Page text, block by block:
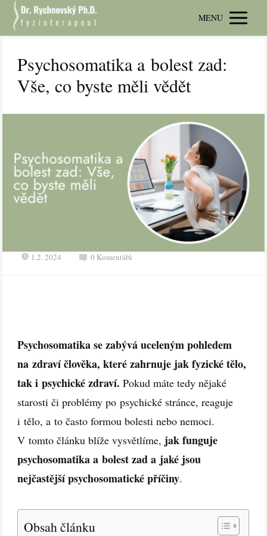
MENU
Psychosomatika a bolest zad:
Vše, co byste měli vědět
1.2. 2024 0 Komentářů
Psychosomatika se zabývá uceleným pohledem
na zdraví člověka, které zahrnuje jak fyzické tělo,
tak i psychické zdraví.Pokud máte tedy nějaké
starosti či problémy po psychické stránce, reaguje
i tělo, a to často formou bolesti nebo nemoci.
V tomto článku blíže vysvětlíme, jak funguje
psychosomatika a bolest zad a jaké jsou
nejčastější psychosomatické příčiny.
Obsah článku